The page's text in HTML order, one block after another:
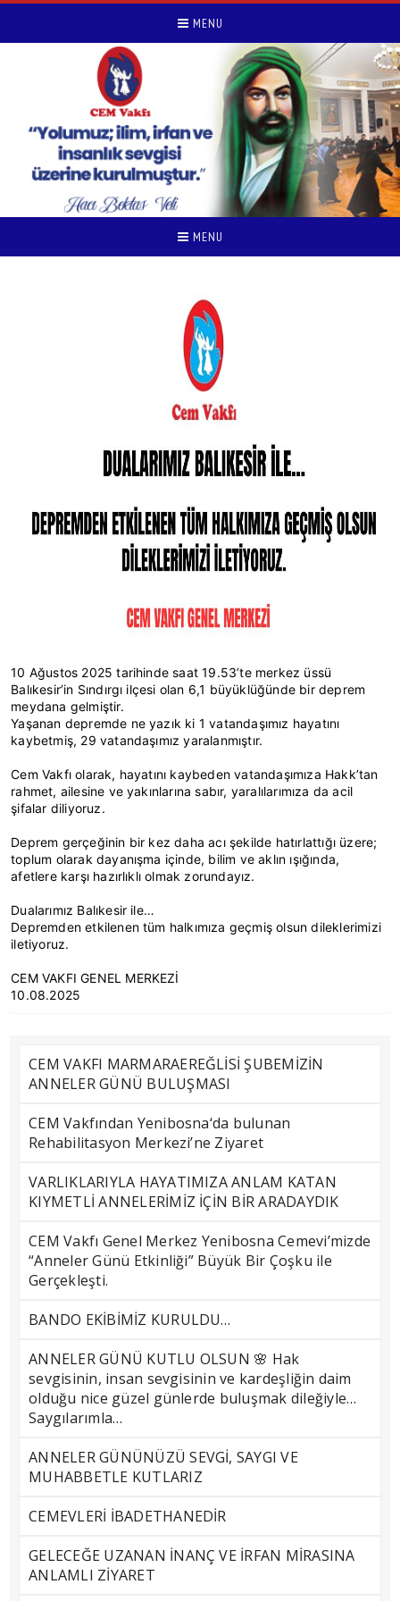
MENU
MENU
10 Ağustos 2025 tarihinde saat 19.53’te merkez üssü
Balıkesir’in Sındırgı ilçesi olan 6,1 büyüklüğünde bir deprem
meydana gelmiştir.
Yaşanan depremde ne yazık ki 1 vatandaşımız hayatını
kaybetmiş, 29 vatandaşımız yaralanmıştır.
Cem Vakfı olarak, hayatını kaybeden vatandaşımıza Hakk’tan
rahmet, ailesine ve yakınlarına sabır, yaralılarımıza da acil
şifalar diliyoruz.
Deprem gerçeğinin bir kez daha acı şekilde hatırlattığı üzere;
toplum olarak dayanışma içinde, bilim ve aklın ışığında,
afetlere karşı hazırlıklı olmak zorundayız.
Dualarımız Balıkesir ile…
Depremden etkilenen tüm halkımıza geçmiş olsun dileklerimizi
iletiyoruz.
CEM VAKFI GENEL MERKEZİ
10.08.2025
CEM VAKFI MARMARAEREĞLİSİ ŞUBEMİZİN
ANNELER GÜNÜ BULUŞMASI
CEM Vakfından Yenibosna‘da bulunan
Rehabilitasyon Merkezi’ne Ziyaret
VARLIKLARIYLA HAYATIMIZA ANLAM KATAN
KIYMETLİ ANNELERİMİZ İÇİN BİR ARADAYDIK
CEM Vakfı Genel Merkez Yenibosna Cemevi’mizde
“Anneler Günü Etkinliği” Büyük Bir Çoşku ile
Gerçekleşti.
BANDO EKİBİMİZ KURULDU…
ANNELER GÜNÜ KUTLU OLSUN 🌸 Hak
sevgisinin, insan sevgisinin ve kardeşliğin daim
olduğu nice güzel günlerde buluşmak dileğiyle…
Saygılarımla…
ANNELER GÜNÜNÜZÜ SEVGİ, SAYGI VE
MUHABBETLE KUTLARIZ
CEMEVLERİ İBADETHANEDİR
GELECEĞE UZANAN İNANÇ VE İRFAN MİRASINA
ANLAMLI ZİYARET